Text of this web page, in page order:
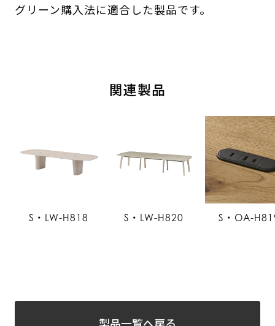
グリーン購入法に適合した製品です。
関連製品
S・LW-H818 S・LW-H820 S・OA-